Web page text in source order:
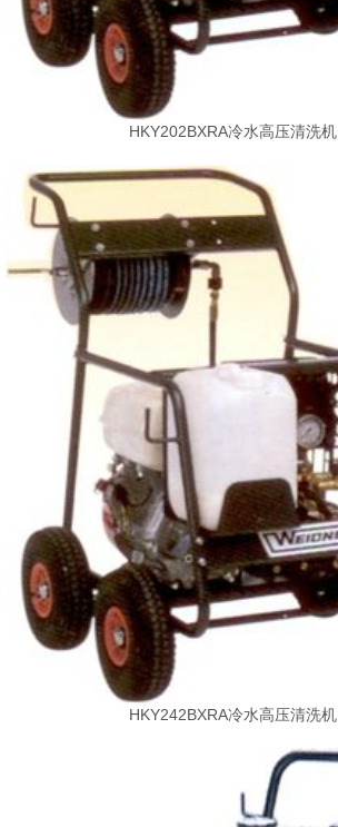
HKY202BXRA冷水高压清洗机
HKY242BXRA冷水高压清洗机